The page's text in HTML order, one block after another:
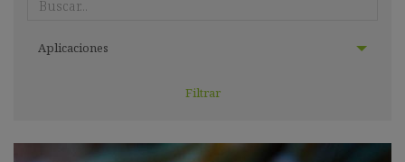
aquí
búsqueda:
Seleccionar
categoría:
Aplicaciones